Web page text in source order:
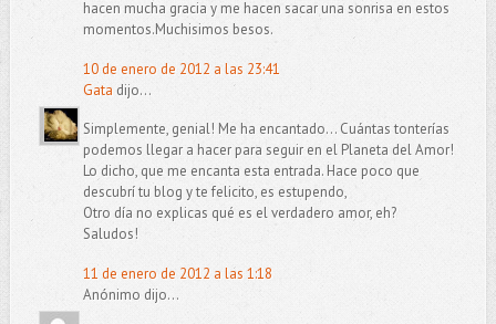
hacen mucha gracia y me hacen sacar una sonrisa en estos
momentos.Muchisimos besos.
10 de enero de 2012 a las 23:41
Gata dijo...
Simplemente, genial! Me ha encantado... Cuántas tonterías
podemos llegar a hacer para seguir en el Planeta del Amor!
Lo dicho, que me encanta esta entrada. Hace poco que
descubrí tu blog y te felicito, es estupendo,
Otro día no explicas qué es el verdadero amor, eh?
Saludos!
11 de enero de 2012 a las 1:18
Anónimo dijo...